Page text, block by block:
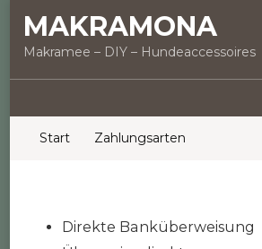
MAKRAMONA
Makramee – DIY – Hundeaccessoires
Start Zahlungsarten
Direkte Banküberweisung